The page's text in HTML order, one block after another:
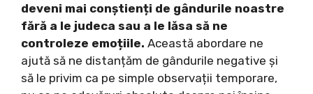
deveni mai conștienți de gândurile noastre
fără a le judeca sau a le lăsa să ne
controleze emoțiile. Această abordare ne
ajută să ne distanțăm de gândurile negative și
să le privim ca pe simple observații temporare,